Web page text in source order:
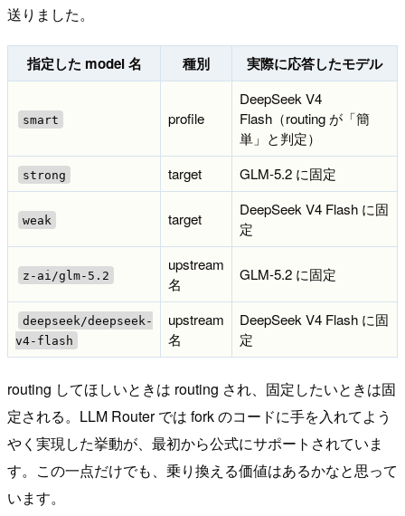
送りました。
指定した model 名 種別 実際に応答したモデル
smart profile
DeepSeek V4
Flash（routing が「簡
単」と判定）
strong target GLM-5.2 に固定
weak target
DeepSeek V4 Flash に固
定
z-ai/glm-5.2
upstream
名
GLM-5.2 に固定
deepseek/deepseek-
v4-flash
upstream
名
DeepSeek V4 Flash に固
定
routing してほしいときは routing され、固定したいときは固
定される。LLM Router では fork のコードに手を入れてよう
やく実現した挙動が、最初から公式にサポートされていま
す。この一点だけでも、乗り換える価値はあるかなと思って
います。